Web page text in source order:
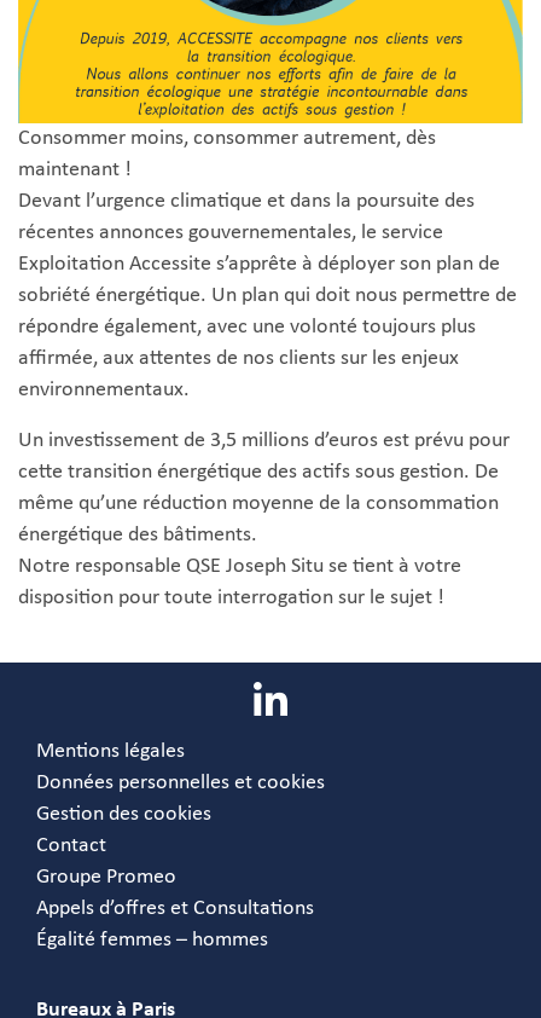
Consommer moins, consommer autrement, dès
maintenant !
Devant l’urgence climatique et dans la poursuite des
récentes annonces gouvernementales, le service
Exploitation Accessite s’apprête à déployer son plan de
sobriété énergétique. Un plan qui doit nous permettre de
répondre également, avec une volonté toujours plus
affirmée, aux attentes de nos clients sur les enjeux
environnementaux.
Un investissement de 3,5 millions d’euros est prévu pour
cette transition énergétique des actifs sous gestion. De
même qu’une réduction moyenne de la consommation
énergétique des bâtiments.
Notre responsable QSE Joseph Situ se tient à votre
disposition pour toute interrogation sur le sujet !
Mentions légales
Données personnelles et cookies
Gestion des cookies
Contact
Groupe Promeo
Appels d’offres et Consultations
Égalité femmes – hommes
Bureaux à Paris